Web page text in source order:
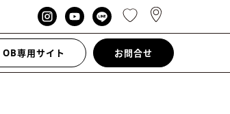
OB専用サイト お問合せ